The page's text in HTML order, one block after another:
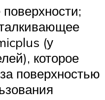
(у
которое
поверхностью